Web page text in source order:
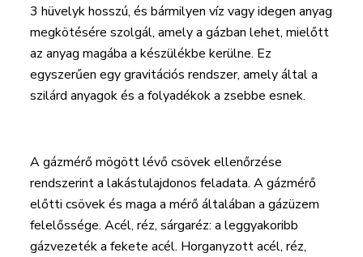
3 hüvelyk hosszú, és bármilyen víz vagy idegen anyag
megkötésére szolgál, amely a gázban lehet, mielőtt
az anyag magába a készülékbe kerülne. Ez
egyszerűen egy gravitációs rendszer, amely által a
szilárd anyagok és a folyadékok a zsebbe esnek.
A gázmérő mögött lévő csövek ellenőrzése
rendszerint a lakástulajdonos feladata. A gázmérő
előtti csövek és maga a mérő általában a gázüzem
felelőssége. Acél, réz, sárgaréz: a leggyakoribb
gázvezeték a fekete acél. Horganyzott acél, réz,